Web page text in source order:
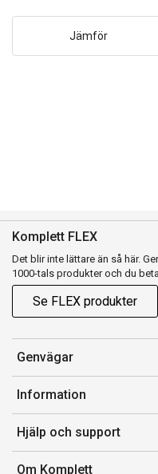
Jämför
Komplett FLEX
Det blir inte lättare än så här.
1000-tals produkter och du
Se FLEX produkter
Genvägar
Konto
Orderhistorik
Presentkort
Komplett Club
Information
Försäljningsvillkor
Medlemsvillkor for
Hjälp och support
Kontakta oss
Om Komplett